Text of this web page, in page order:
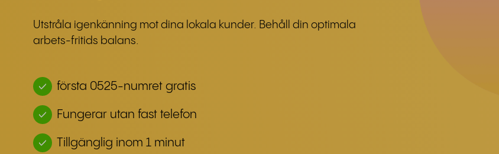
Utstråla igenkänning mot dina lokala kunder. Behåll din optimala
arbets-fritids balans.
första 0525-numret gratis
Fungerar utan fast telefon
Tillgänglig inom 1 minut